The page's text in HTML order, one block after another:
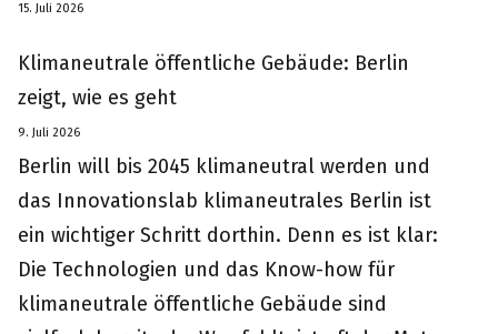
15. Juli 2026
Klimaneutrale öffentliche Gebäude: Berlin
zeigt, wie es geht
9. Juli 2026
Berlin will bis 2045 klimaneutral werden und
das Innovationslab klimaneutrales Berlin ist
ein wichtiger Schritt dorthin. Denn es ist klar:
Die Technologien und das Know-how für
klimaneutrale öffentliche Gebäude sind